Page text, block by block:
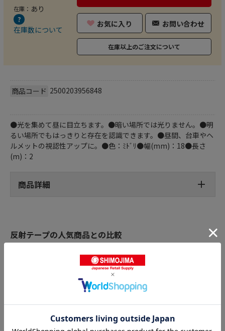
在庫： あり
在庫数について
お気に入り お問い合わせ
在庫以上のご注文について
商品コード 2500203956848
●光を集めて昼に目立ちます。●暗い場所では光りません。●明
るい場所でもはっきりと存在を認識できます。●昼間、台車やヘ
ルメットの視認性アップに。●色：ﾐﾄﾞﾘ●幅(mm)：18●長さ
(m)：2
商品詳細
反射テープの人気商品との比較